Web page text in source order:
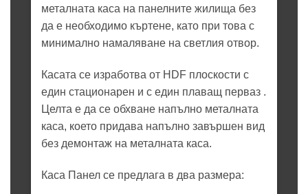
металната каса на панелните жилища без
да е необходимо къртене, като при това с
минимално намаляване на светлия отвор.
Касата се изработва от HDF плоскости с
един стационарен и с един плаващ перваз .
Целта е да се обхване напълно металната
каса, което придава напълно завършен вид
без демонтаж на металната каса.
Каса Панел се предлага в два размера: